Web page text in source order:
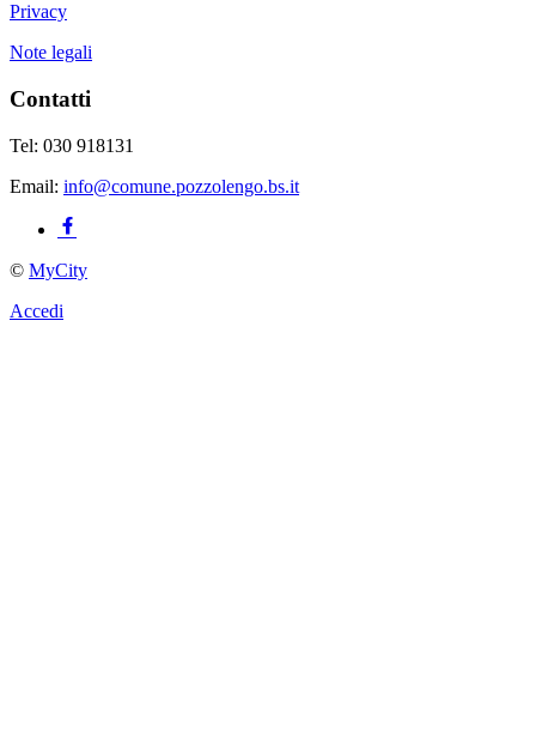
Privacy
Note legali
Contatti
Tel: 030 918131
Email: info@comune.pozzolengo.bs.it
© MyCity
Accedi